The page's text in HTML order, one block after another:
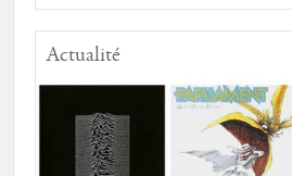
Actualité